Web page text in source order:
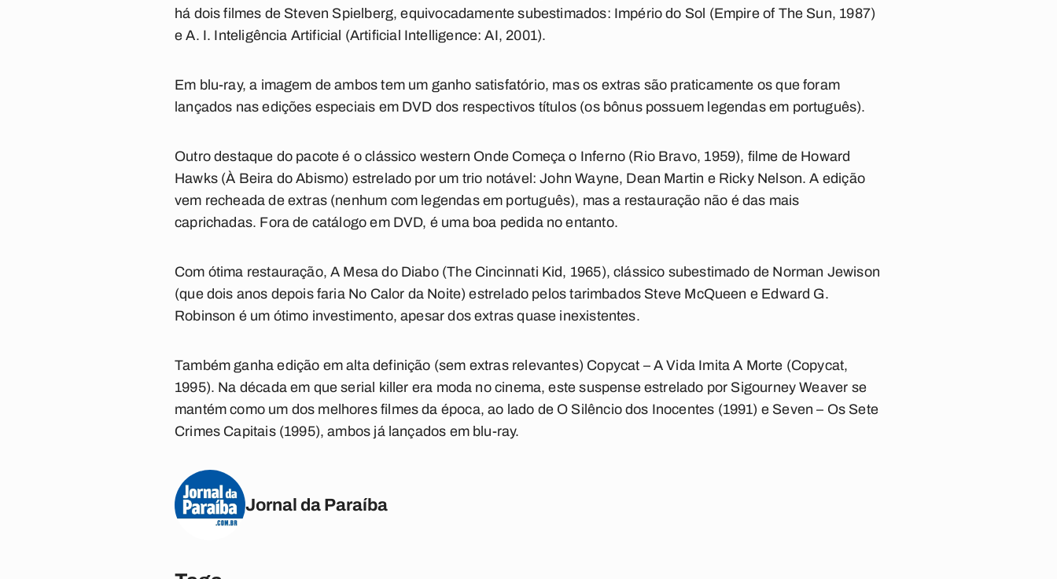
há dois filmes de Steven Spielberg, equivocadamente subestimados: Império do Sol (Empire of The Sun, 1987)
e A. I. Inteligência Artificial (Artificial Intelligence: AI, 2001).
Em blu-ray, a imagem de ambos tem um ganho satisfatório, mas os extras são praticamente os que foram
lançados nas edições especiais em DVD dos respectivos títulos (os bônus possuem legendas em português).
Outro destaque do pacote é o clássico western Onde Começa o Inferno (Rio Bravo, 1959), filme de Howard
Hawks (À Beira do Abismo) estrelado por um trio notável: John Wayne, Dean Martin e Ricky Nelson. A edição
vem recheada de extras (nenhum com legendas em português), mas a restauração não é das mais
caprichadas. Fora de catálogo em DVD, é uma boa pedida no entanto.
Com ótima restauração, A Mesa do Diabo (The Cincinnati Kid, 1965), clássico subestimado de Norman Jewison
(que dois anos depois faria No Calor da Noite) estrelado pelos tarimbados Steve McQueen e Edward G.
Robinson é um ótimo investimento, apesar dos extras quase inexistentes.
Também ganha edição em alta definição (sem extras relevantes) Copycat – A Vida Imita A Morte (Copycat,
1995). Na década em que serial killer era moda no cinema, este suspense estrelado por Sigourney Weaver se
mantém como um dos melhores filmes da época, ao lado de O Silêncio dos Inocentes (1991) e Seven – Os Sete
Crimes Capitais (1995), ambos já lançados em blu-ray.
Jornal da Paraíba